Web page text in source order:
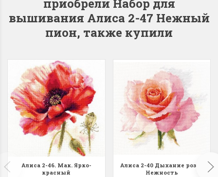
Dimensions 35231
Willow Swan
(Ива-лебедь)
Хороший набор
Отличный набор, канва,
нитки и схема, всё в
отличном состоянии.
Ларина Евгения
1 апреля 2026 14:55
13648USA
Bear and
(Белый
с
Красивый
Очень красивый
раритетный
комплектация
приобрели Набор для
вышивания Алиса 2-47 Нежный
пион, также купили
Алиса 2-46. Мак. Ярко-
красный
Алиса 2-40 Дыхание розы.
Нежность